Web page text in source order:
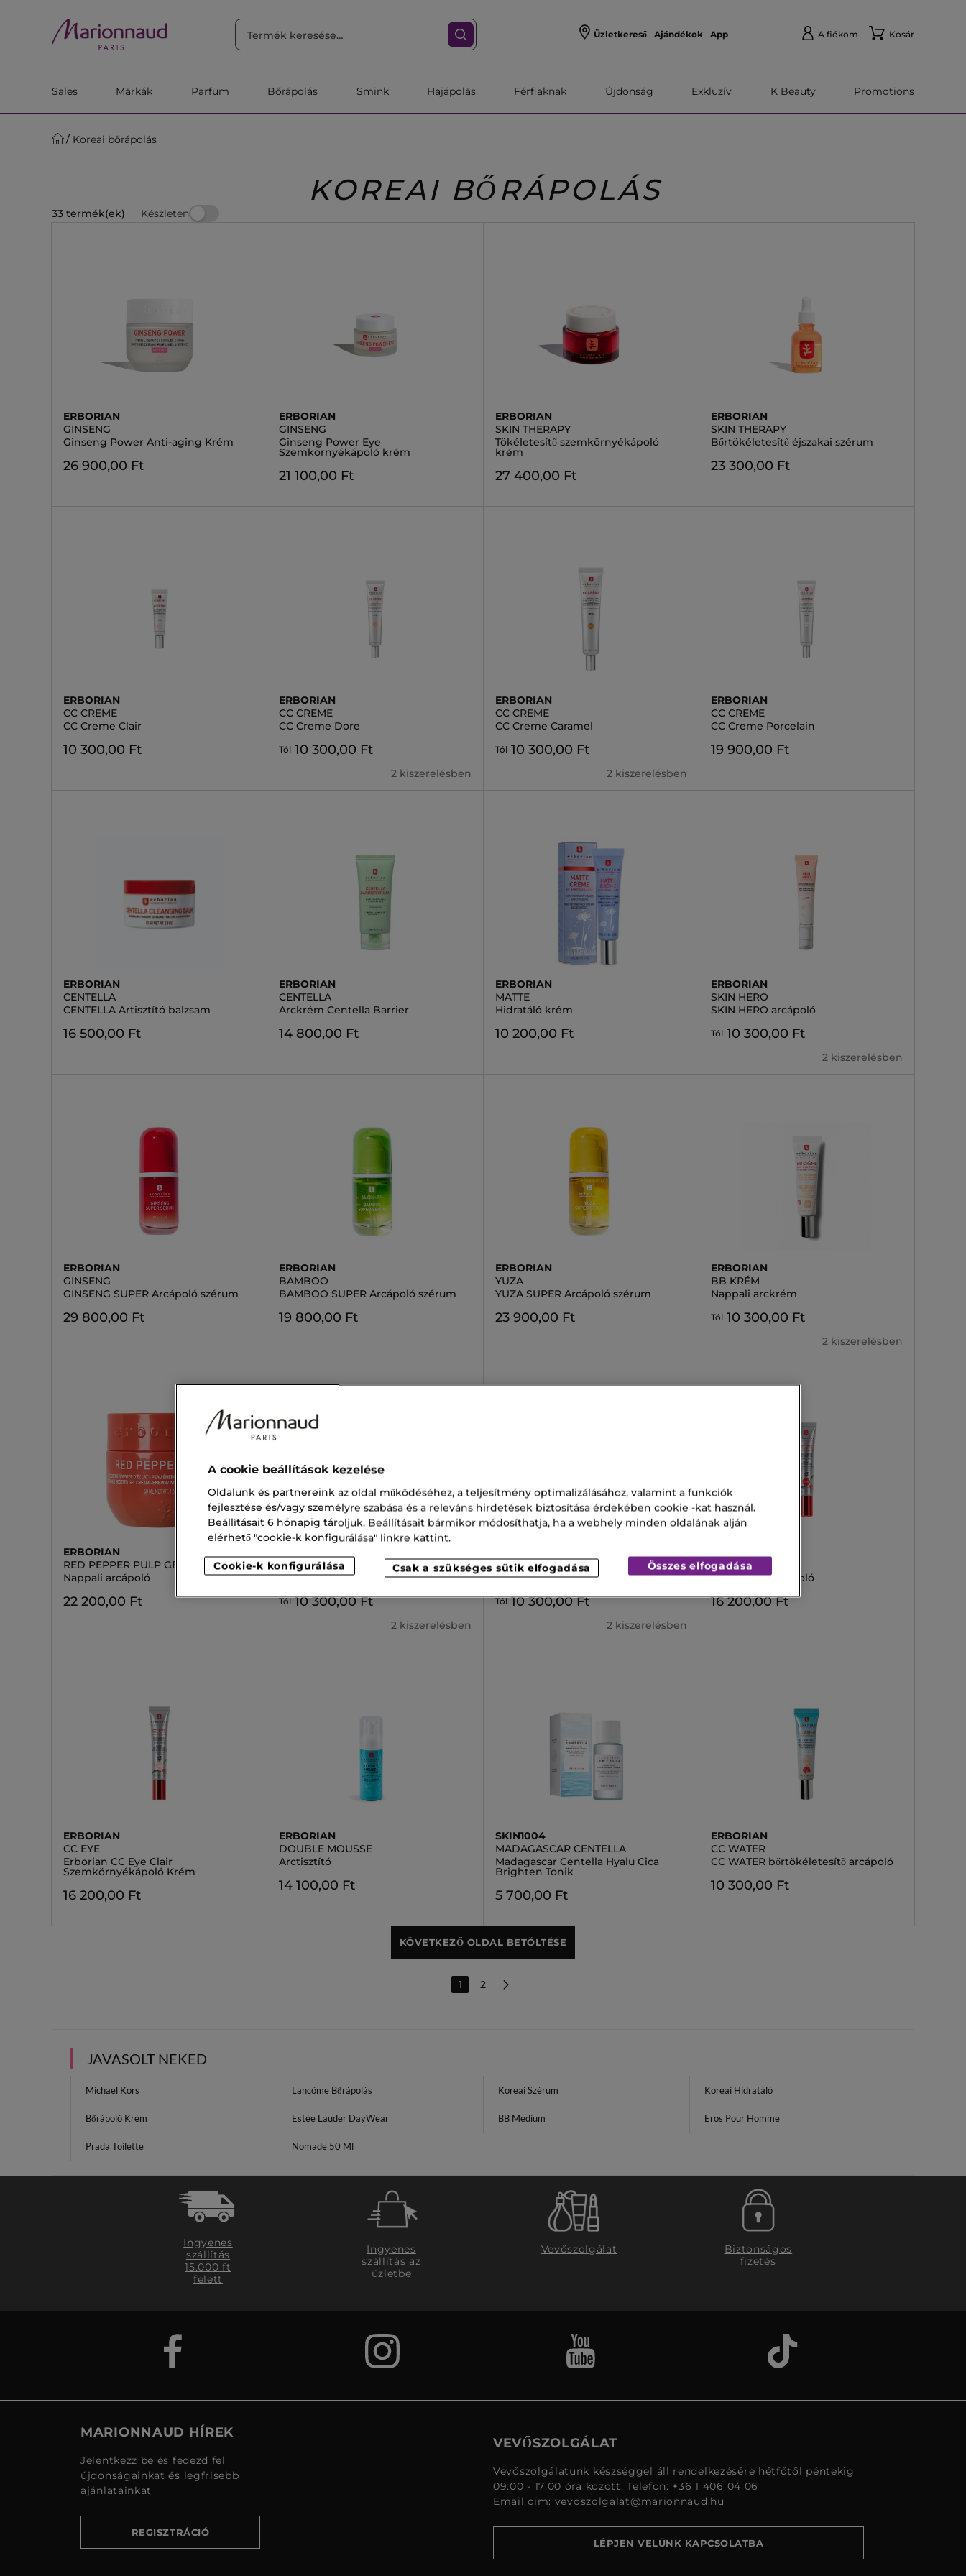
Üzletkereső Ajándékok App A fiókom Kosár
Sales Márkák Parfüm Bőrápolás Smink Hajápolás Férfiaknak Újdonság Exkluzív K Beauty Promotions
Koreai bőrápolás
KOREAI BŐRÁPOLÁS
33 termék(ek) Készleten
ERBORIAN
GINSENG
Ginseng Power Anti-aging Krém
26 900,00 Ft
ERBORIAN
GINSENG
Ginseng Power Eye
Szemkörnyékápoló krém
21 100,00 Ft
ERBORIAN
SKIN THERAPY
Tökéletesítő szemkörnyékápoló
krém
27 400,00 Ft
ERBORIAN
SKIN THERAPY
Bőrtökéletesítő éjszakai szérum
23 300,00 Ft
ERBORIAN
CC CREME
CC Creme Clair
10 300,00 Ft
ERBORIAN
CC CREME
CC Creme Dore
Tól 10 300,00 Ft
2 kiszerelésben
ERBORIAN
CC CREME
CC Creme Caramel
Tól 10 300,00 Ft
2 kiszerelésben
ERBORIAN
CC CREME
CC Creme Porcelain
19 900,00 Ft
ERBORIAN
CENTELLA
CENTELLA Artisztító balzsam
16 500,00 Ft
ERBORIAN
CENTELLA
Arckrém Centella Barrier
14 800,00 Ft
ERBORIAN
MATTE
Hidratáló krém
10 200,00 Ft
ERBORIAN
SKIN HERO
SKIN HERO arcápoló
Tól 10 300,00 Ft
2 kiszerelésben
ERBORIAN
GINSENG
GINSENG SUPER Arcápoló szérum
29 800,00 Ft
ERBORIAN
BAMBOO
BAMBOO SUPER Arcápoló szérum
19 800,00 Ft
ERBORIAN
YUZA
YUZA SUPER Arcápoló szérum
23 900,00 Ft
ERBORIAN
BB KRÉM
Nappali arckrém
Tól 10 300,00 Ft
2 kiszerelésben
ERBORIAN
RED PEPPER PULP GEL CREAM
Nappali arcápoló
22 200,00 Ft
SUPER BB
Super BB Krém
Tól 10 300,00 Ft
2 kiszerelésben
SUPER BB
Super BB Krém
Tól 10 300,00 Ft
2 kiszerelésben
CC EYE DORE
Szemkörnyék ápoló
16 200,00 Ft
ERBORIAN
CC EYE
Erborian CC Eye Clair
Szemkörnyékápoló Krém
16 200,00 Ft
ERBORIAN
DOUBLE MOUSSE
Arctisztító
14 100,00 Ft
SKIN1004
MADAGASCAR CENTELLA
Madagascar Centella Hyalu Cica
Brighten Tonik
5 700,00 Ft
ERBORIAN
CC WATER
CC WATER bőrtökéletesítő arcápoló
10 300,00 Ft
KÖVETKEZŐ OLDAL BETÖLTÉSE
1 2
JAVASOLT NEKED
Michael Kors Lancôme Bőrápolás Koreai Szérum Koreai Hidratáló
Bőrápoló Krém Estée Lauder DayWear BB Medium Eros Pour Homme
Prada Toilette Nomade 50 Ml
Ingyenes
szállítás
15.000 ft
felett
Ingyenes
szállítás az
üzletbe
Vevőszolgálat
Biztonságos
fizetés
MARIONNAUD HÍREK
Jelentkezz be és fedezd fel
újdonságainkat és legfrisebb
ajánlatainkat
REGISZTRÁCIÓ
VEVŐSZOLGÁLAT
Vevőszolgálatunk készséggel áll rendelkezésére hétfőtől péntekig
09:00 - 17:00 óra között. Telefon: +36 1 406 04 06
Email cím: vevoszolgalat@marionnaud.hu
LÉPJEN VELÜNK KAPCSOLATBA
A cookie beállítások kezelése
Oldalunk és partnereink az oldal működéséhez, a teljesítmény optimalizálásához, valamint a funkciók
fejlesztése és/vagy személyre szabása és a releváns hirdetések biztosítása érdekében cookie -kat használ.
Beállításait 6 hónapig tároljuk. Beállításait bármikor módosíthatja, ha a webhely minden oldalának alján
elérhető "cookie-k konfigurálása" linkre kattint.
Cookie-k konfigurálása Csak a szükséges sütik elfogadása Összes elfogadása